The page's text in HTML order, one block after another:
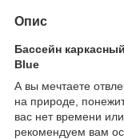
Опис
Бассейн
Blue
А вы мечтаете
на природе,
вас нет времени
рекомендуем вам